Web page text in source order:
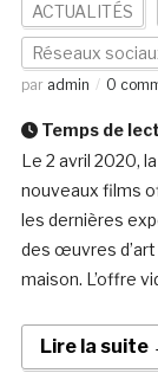
ACTUALITÉS
Réseaux
par admin 0
Temps de
Le 2 avril 2020,
nouveaux films
les dernières
des œuvres
maison. L’offre
Lire la suite